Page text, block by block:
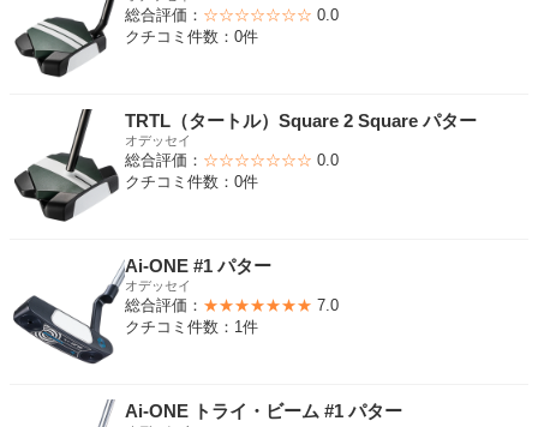
総合評価： ☆☆☆☆☆☆☆ 0.0
クチコミ件数：0件
TRTL（タートル）Square 2 Square パター
オデッセイ
総合評価： ☆☆☆☆☆☆☆ 0.0
クチコミ件数：0件
Ai-ONE #1 パター
オデッセイ
総合評価： ★★★★★★★ 7.0
クチコミ件数：1件
Ai-ONE トライ・ビーム #1 パター